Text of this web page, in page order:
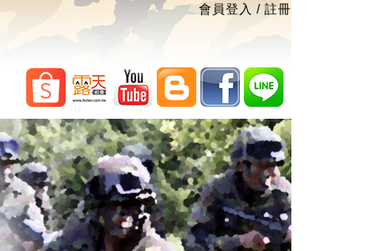
會員登入 / 註冊